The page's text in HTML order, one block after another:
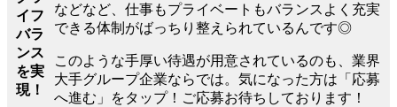
イフ
バラ
ンス
を実
現！
などなど、仕事もプライベートもバランスよく充実
できる体制がばっちり整えられているんです◎
このような手厚い待遇が用意されているのも、業界
大手グループ企業ならでは。気になった方は「応募
へ進む」をタップ！ご応募お待ちしております！